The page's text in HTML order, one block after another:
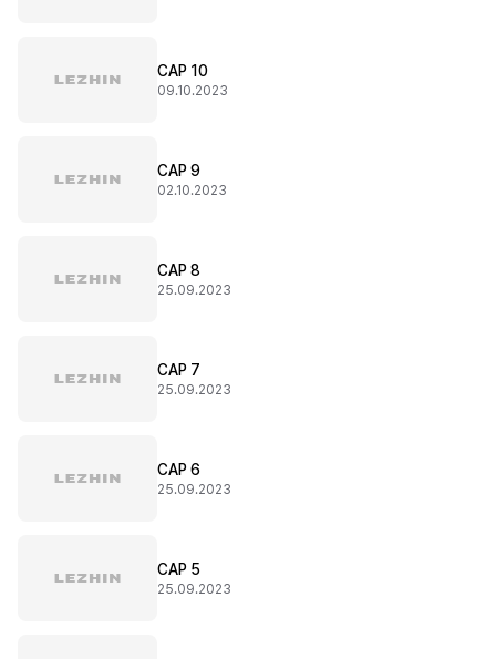
CAP 10
09.10.2023
CAP 9
02.10.2023
CAP 8
25.09.2023
CAP 7
25.09.2023
CAP 6
25.09.2023
CAP 5
25.09.2023